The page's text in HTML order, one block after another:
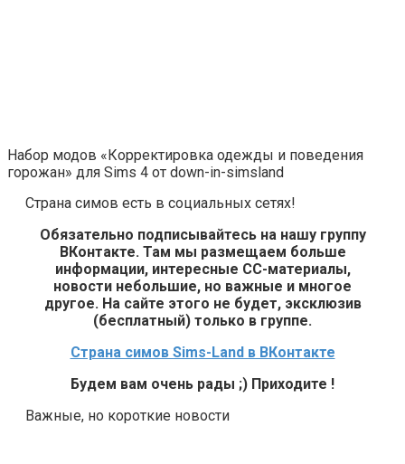
Набор модов «Корректировка одежды и поведения
горожан» для Sims 4 от down-in-simsland
Страна симов есть в социальных сетях!
Обязательно подписывайтесь на нашу группу
ВКонтакте. Там мы размещаем больше
информации, интересные СС-материалы,
новости небольшие, но важные и многое
другое. На сайте этого не будет, эксклюзив
(бесплатный) только в группе.
Страна симов Sims-Land в ВКонтакте
Будем вам очень рады ;) Приходите !
Важные, но короткие новости